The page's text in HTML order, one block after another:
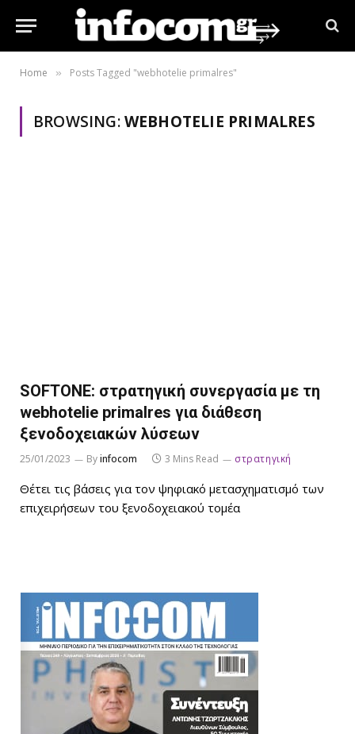
Home » Posts Tagged "webhotelie primalres"
BROWSING:WEBHOTELIE PRIMALRES
SOFTONE: στρατηγική συνεργασία με τη
webhotelie primalres για διάθεση
ξενοδοχειακών λύσεων
25/01/2023 Byinfocom 3 Mins Read στρατηγική
Θέτει τις βάσεις για τον ψηφιακό μετασχηματισμό των
επιχειρήσεων του ξενοδοχειακού τομέα